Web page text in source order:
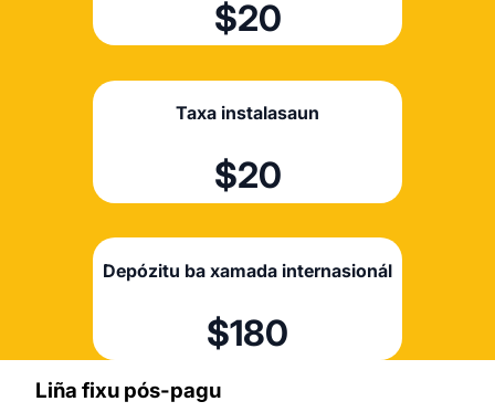
$20
Taxa instalasaun
$20
Depózitu ba xamada internasionál
$180
Liña fixu pós-pagu